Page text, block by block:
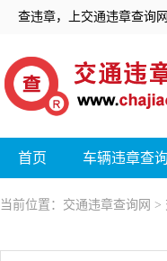
查违章，上交通违章查询网
首页 车辆违章查询
当前位置： 交通违章查询网 >